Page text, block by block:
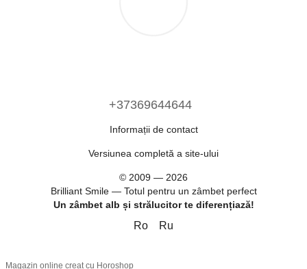
+37369644644
Informații de contact
Versiunea completă a site-ului
© 2009 — 2026
Brilliant Smile — Totul pentru un zâmbet perfect
Un zâmbet alb și strălucitor te diferențiază!
Ro Ru
Magazin online creat cu Horoshop